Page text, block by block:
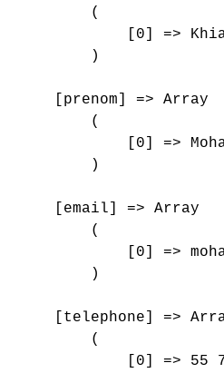
        (
[0] =>
        )
    [prenom] => Array
        (
[0] =>
        )
    [email] => Array
        (
[0] =>
        )
[telephone] =>
        (
[0] => 55